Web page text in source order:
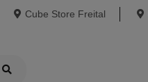
Cube Store Freital